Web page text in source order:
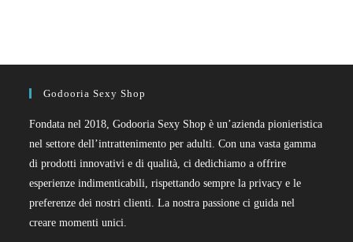
Godooria Sexy Shop
Fondata nel 2018, Godooria Sexy Shop è un’azienda pionieristica
nel settore dell’intrattenimento per adulti. Con una vasta gamma
di prodotti innovativi e di qualità, ci dedichiamo a offrire
esperienze indimenticabili, rispettando sempre la privacy e le
preferenze dei nostri clienti. La nostra passione ci guida nel
creare momenti unici.